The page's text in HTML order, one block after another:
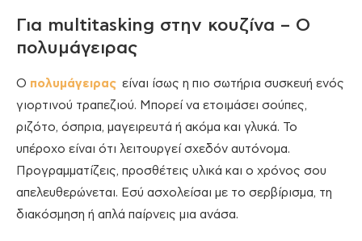
Για multitasking στην κουζίνα – O
πολυμάγειρας
Ο πολυμάγειρας είναι ίσως η πιο σωτήρια συσκευή ενός
γιορτινού τραπεζιού. Μπορεί να ετοιμάσει σούπες,
ριζότο, όσπρια, μαγειρευτά ή ακόμα και γλυκά. Το
υπέροχο είναι ότι λειτουργεί σχεδόν αυτόνομα.
Προγραμματίζεις, προσθέτεις υλικά και ο χρόνος σου
απελευθερώνεται. Εσύ ασχολείσαι με το σερβίρισμα, τη
διακόσμηση ή απλά παίρνεις μια ανάσα.